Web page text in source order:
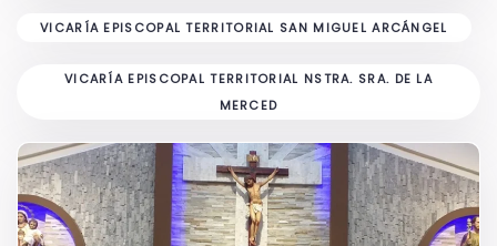
VICARÍA EPISCOPAL TERRITORIAL SAN MIGUEL ARCÁNGEL
VICARÍA EPISCOPAL TERRITORIAL NSTRA. SRA. DE LA
MERCED